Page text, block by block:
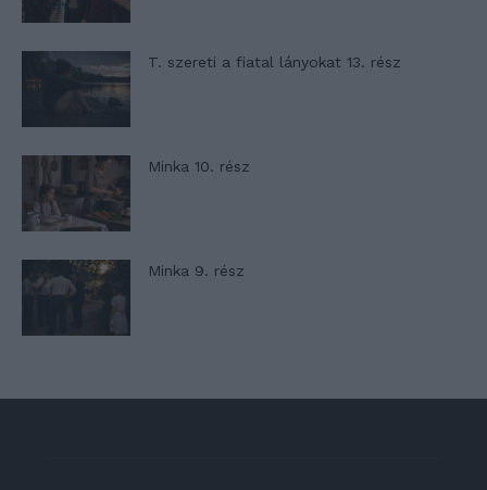
T. szereti a fiatal lányokat 13. rész
Minka 10. rész
Minka 9. rész